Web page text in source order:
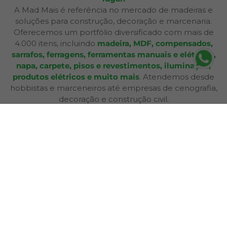
A Mad Mais é referência no mercado de madeiras e
soluções para construção, decoração e marcenaria.
Oferecemos um portfólio diversificado com mais de
4.000 itens, incluindo madeira, MDF, compensados,
sarrafos, ferragens, ferramentas manuais e elétricas,
napa, carpete, pisos e revestimentos, iluminação,
produtos elétricos e muito mais. Atendemos desde
hobbistas e marceneiros até empresas de cenografia,
decoração e construção civil.